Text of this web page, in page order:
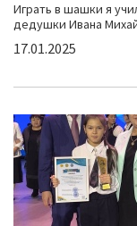
Играть в шашки я
дедушки Ивана
17.01.2025